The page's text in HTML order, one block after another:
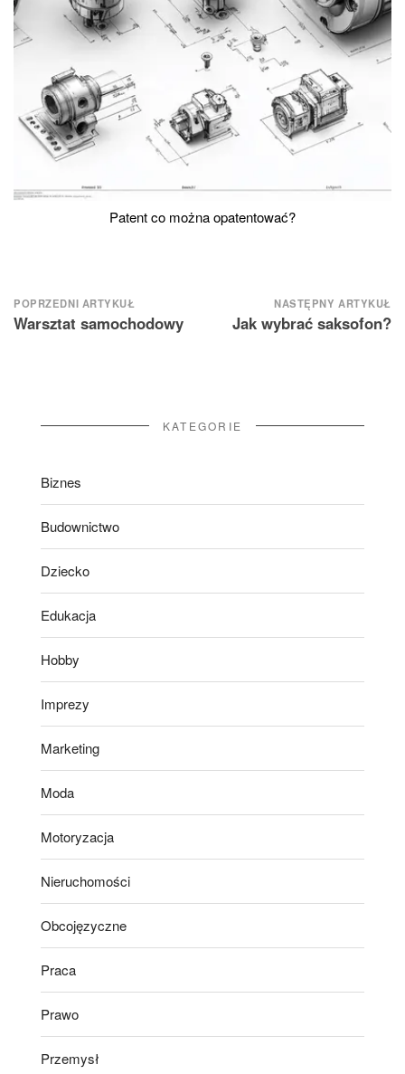
Patent co można opatentować?
Nawigacja
wpisu
POPRZEDNI ARTYKUŁ
Warsztat samochodowy
NASTĘPNY ARTYKUŁ
Jak wybrać saksofon?
KATEGORIE
Biznes
Budownictwo
Dziecko
Edukacja
Hobby
Imprezy
Marketing
Moda
Motoryzacja
Nieruchomości
Obcojęzyczne
Praca
Prawo
Przemysł